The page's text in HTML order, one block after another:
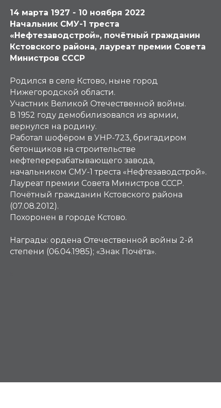
14 марта 1927 - 10 ноября 2022
Начальник СМУ-1 треста
«Нефтезаводстрой», почётный гражданин
Кстовского района, лауреат премии Совета
Министров СССР
Родился в селе Кстово, ныне город
Нижегородской области.
Участник Великой Отечественной войны.
В 1952 году демобилизовался из армии,
вернулся на родину.
Работал шофёром в УНР-723, бригадиром
бетонщиков на строительстве
нефтеперерабатывающего завода,
начальником СМУ-1 треста «Нефтезаводстрой».
Лауреат премии Совета Министров СССР.
Почётный гражданин Кстовского района
(07.08.2012).
Похоронен в городе Кстово.
Награды: ордена Отечественной войны 2-й
степени (06.04.1985); «Знак Почёта».